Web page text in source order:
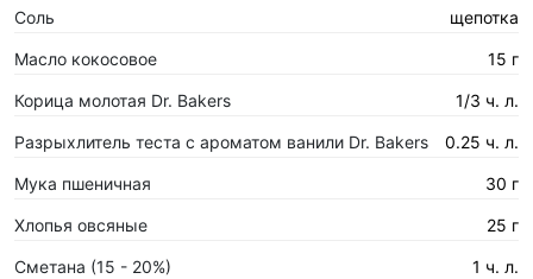
Соль щепотка
Масло кокосовое 15 г
Корица молотая Dr. Bakers 1/3 ч. л.
Разрыхлитель теста с ароматом ванили Dr. Bakers 0.25 ч. л.
Мука пшеничная 30 г
Хлопья овсяные 25 г
Сметана (15 - 20%) 1 ч. л.